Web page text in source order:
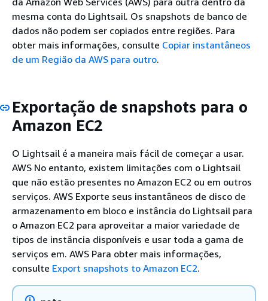
mesma conta do Lightsail. Os snapshots de banco de
dados não podem ser copiados entre regiões. Para
obter mais informações, consulte Copiar instantâneos
de um Região da AWS para outro.
Exportação de snapshots para o
Amazon EC2
O Lightsail é a maneira mais fácil de começar a usar.
AWS No entanto, existem limitações com o Lightsail
que não estão presentes no Amazon EC2 ou em outros
serviços. AWS Exporte seus instantâneos de disco de
armazenamento em bloco e instância do Lightsail para
o Amazon EC2 para aproveitar a maior variedade de
tipos de instância disponíveis e usar toda a gama de
serviços em. AWS Para obter mais informações,
consulte Export snapshots to Amazon EC2.